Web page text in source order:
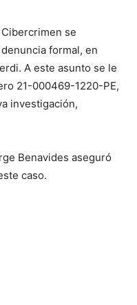
se
formal, en
A este asunto se le
21-000469-1220-PE,
investigación,
Benavides aseguró
caso.